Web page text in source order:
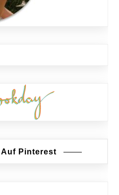
Auf Pinterest